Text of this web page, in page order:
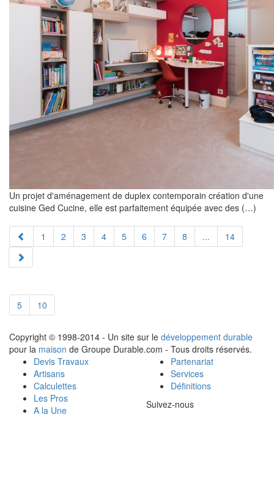
Un projet d'aménagement de duplex contemporain création d'une
cuisine Ged Cucine, elle est parfaitement équipée avec des (…)
1 2 3 4 5 6 7 8 ... 14
5 10
Copyright © 1998-2014 - Un site sur le développement durable
pour la maison de Groupe Durable.com - Tous droits réservés.
Devis Travaux
Artisans
Calculettes
Les Pros
A la Une
Partenariat
Services
Définitions
Suivez-nous